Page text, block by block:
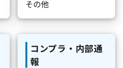
その他
コンプラ・内部通
報